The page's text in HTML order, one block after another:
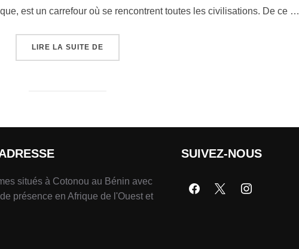
est un carrefour où se rencontrent toutes les civilisations. De ce …
LIRE LA SUITE DE
situés à Cotonou au Bénin avec
présence en Afrique de l'Ouest et
SUIVEZ-NOUS